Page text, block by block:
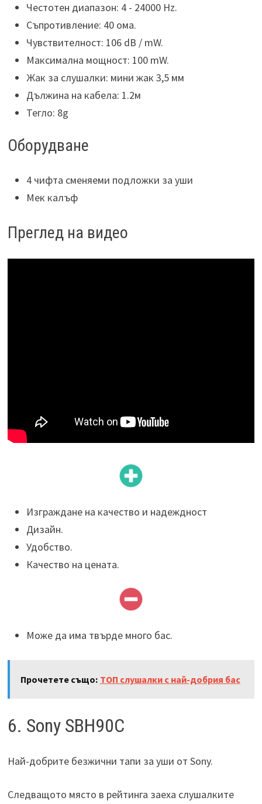
Честотен диапазон: 4 - 24000 Hz.
Съпротивление: 40 ома.
Чувствителност: 106 dB / mW.
Максимална мощност: 100 mW.
Жак за слушалки: мини жак 3,5 мм
Дължина на кабела: 1.2м
Тегло: 8g
Оборудване
4 чифта сменяеми подложки за уши
Мек калъф
Преглед на видео
Изграждане на качество и надеждност
Дизайн.
Удобство.
Качество на цената.
Може да има твърде много бас.
Прочетете също: ТОП слушалки с най-добрия бас
6. Sony SBH90C
Най-добрите безжични тапи за уши от Sony.
Следващото място в рейтинга заеха слушалките